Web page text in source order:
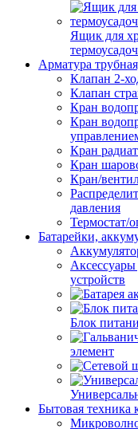
Ящик для
Арматура
Клапан 2-
Клапан
Кран
Кран
Кран
Кран
Кран/
давления
Термостат/
Батарейки,
устройств
Блок
элемент
Бытовая техника